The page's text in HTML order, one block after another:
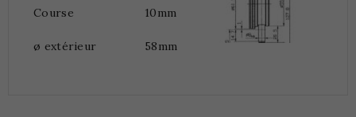
Course 10mm
ø extérieur 58mm